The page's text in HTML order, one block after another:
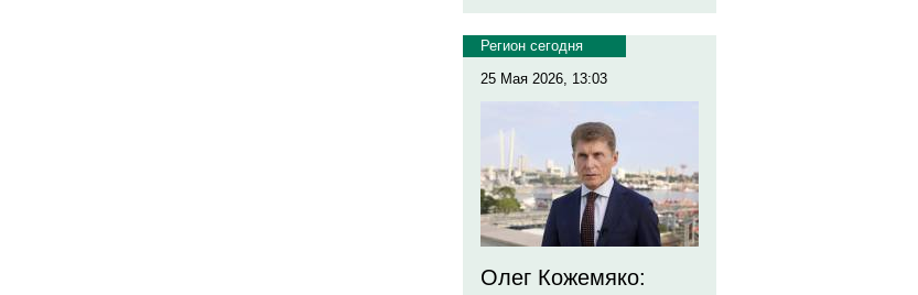
Регион сегодня
25 Мая 2026, 13:03
Олег Кожемяко: